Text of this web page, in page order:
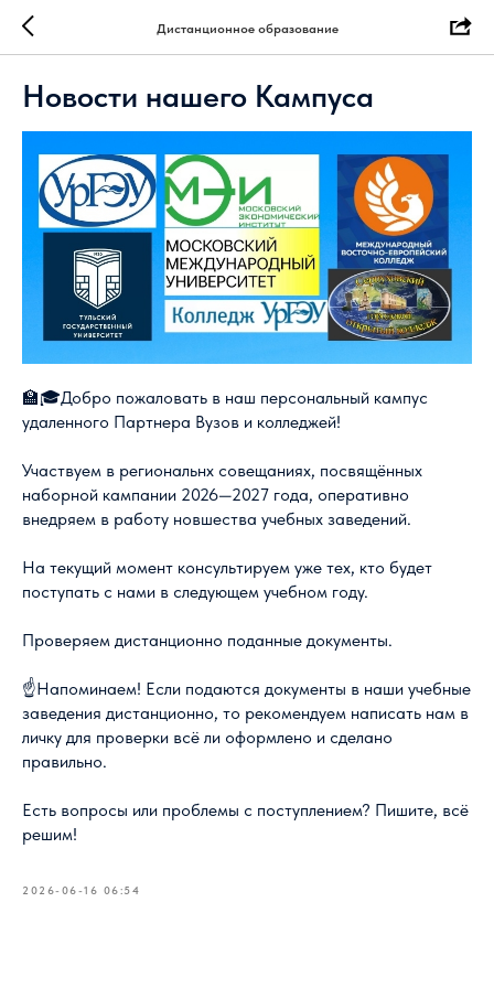
Дистанционное образование
Новости нашего Кампуса
🏫🎓Добро пожаловать в наш персональный кампус
удаленного Партнера Вузов и колледжей!
Участвуем в региональнх совещаниях, посвящённых
наборной кампании 2026—2027 года, оперативно
внедряем в работу новшества учебных заведений.
На текущий момент консультируем уже тех, кто будет
поступать с нами в следующем учебном году.
Проверяем дистанционно поданные документы.
☝️Напоминаем! Если подаются документы в наши учебные
заведения дистанционно, то рекомендуем написать нам в
личку для проверки всё ли оформлено и сделано
правильно.
Есть вопросы или проблемы с поступлением? Пишите, всё
решим!
2026-06-16 06:54